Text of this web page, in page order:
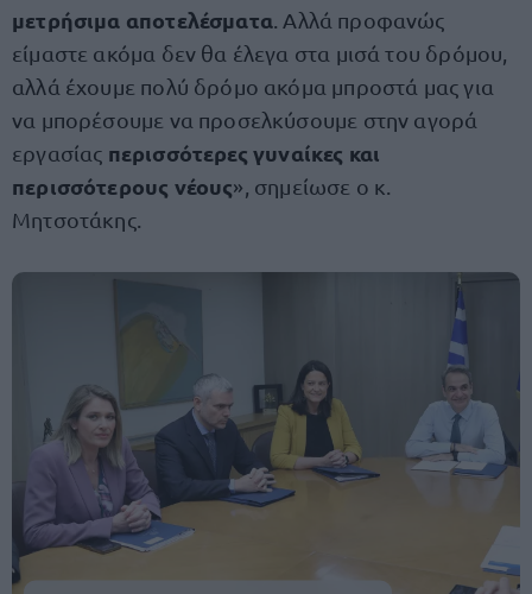
μετρήσιμα αποτελέσματα . Αλλά προφανώς
είμαστε ακόμα δεν θα έλεγα στα μισά του δρόμου,
αλλά έχουμε πολύ δρόμο ακόμα μπροστά μας για
να μπορέσουμε να προσελκύσουμε στην αγορά
εργασίας περισσότερες γυναίκες και
περισσότερους νέους», σημείωσε ο κ.
Μητσοτάκης.